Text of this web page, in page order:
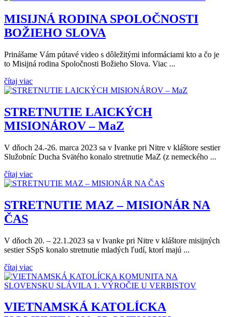
MISIJNÁ RODINA SPOLOČNOSTI
BOŽIEHO SLOVA
Prinášame Vám pútavé video s dôležitými informáciami kto a čo je
to Misijná rodina Spoločnosti Božieho Slova. Viac ...
čítaj viac
STRETNUTIE LAICKÝCH
MISIONÁROV – MaZ
V dňoch 24.-26. marca 2023 sa v Ivanke pri Nitre v kláštore sestier
Služobníc Ducha Svätého konalo stretnutie MaZ (z nemeckého ...
čítaj viac
STRETNUTIE MAZ – MISIONÁR NA
ČAS
V dňoch 20. – 22.1.2023 sa v Ivanke pri Nitre v kláštore misijných
sestier SSpS konalo stretnutie mladých ľudí, ktorí majú ...
čítaj viac
VIETNAMSKÁ KATOLÍCKA